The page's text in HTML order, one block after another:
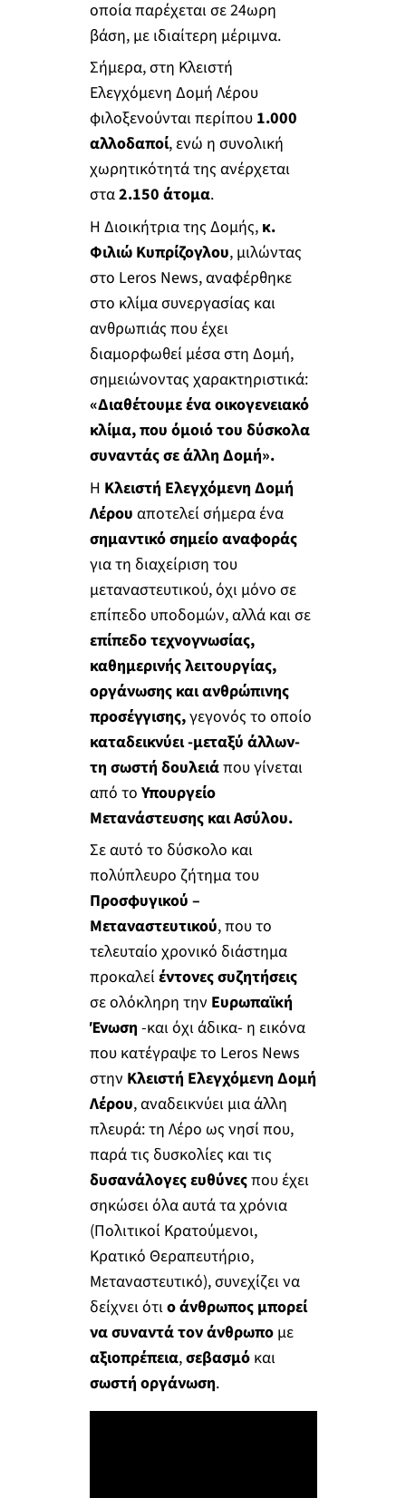
οποία παρέχεται σε 24ωρη
βάση, με ιδιαίτερη μέριμνα.
Σήμερα, στη Κλειστή
Ελεγχόμενη Δομή Λέρου
φιλοξενούνται περίπου 1.000
αλλοδαποί, ενώ η συνολική
χωρητικότητά της ανέρχεται
στα2.150 άτομα.
Η Διοικήτρια της Δομής, κ.
Φιλιώ Κυπρίζογλου, μιλώντας
στο Leros News, αναφέρθηκε
στο κλίμα συνεργασίας και
ανθρωπιάς που έχει
διαμορφωθεί μέσα στη Δομή,
σημειώνοντας χαρακτηριστικά:
«Διαθέτουμε ένα οικογενειακό
κλίμα, που όμοιό του δύσκολα
συναντάς σε άλλη Δομή».
Η Κλειστή Ελεγχόμενη Δομή
Λέρου αποτελεί σήμερα ένα
σημαντικό σημείο αναφοράς
για τη διαχείριση του
μεταναστευτικού, όχι μόνο σε
επίπεδο υποδομών, αλλά και σε
επίπεδο τεχνογνωσίας,
καθημερινής λειτουργίας,
οργάνωσης και ανθρώπινης
προσέγγισης,γεγονός το οποίο
καταδεικνύει -μεταξύ άλλων-
τη σωστή δουλειάπου γίνεται
από το Υπουργείο
Μετανάστευσης και Ασύλου.
Σε αυτό το δύσκολο και
πολύπλευρο ζήτημα του
Προσφυγικού –
Μεταναστευτικού, που το
τελευταίο χρονικό διάστημα
προκαλείέντονες συζητήσεις
σε ολόκληρη την Ευρωπαϊκή
Ένωση -και όχι άδικα- η εικόνα
που κατέγραψε το Leros News
στην Κλειστή Ελεγχόμενη Δομή
Λέρου, αναδεικνύει μια άλλη
πλευρά: τη Λέρο ως νησί που,
παρά τις δυσκολίες και τις
δυσανάλογες ευθύνεςπου έχει
σηκώσει όλα αυτά τα χρόνια
(Πολιτικοί Κρατούμενοι,
Κρατικό Θεραπευτήριο,
Μεταναστευτικό), συνεχίζει να
δείχνει ότιο άνθρωπος μπορεί
να συναντά τον άνθρωπομε
αξιοπρέπεια,σεβασμόκαι
σωστή οργάνωση.